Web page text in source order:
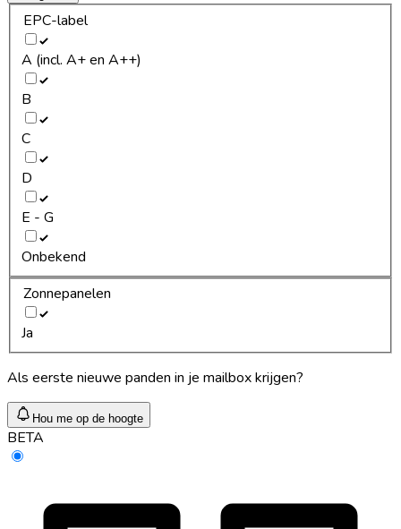
EPC-label
A (incl. A+ en A++)
B
C
D
E - G
Onbekend
Zonnepanelen
Ja
Als eerste nieuwe panden in je mailbox krijgen?
Hou me op de hoogte
BETA